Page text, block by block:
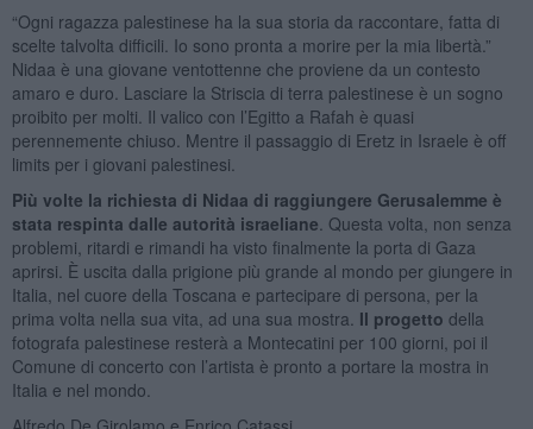
“Ogni ragazza palestinese ha la sua storia da raccontare, fatta di
scelte talvolta difficili. Io sono pronta a morire per la mia libertà.”
Nidaa è una giovane ventottenne che proviene da un contesto
amaro e duro. Lasciare la Striscia di terra palestinese è un sogno
proibito per molti. Il valico con l’Egitto a Rafah è quasi
perennemente chiuso. Mentre il passaggio di Eretz in Israele è off
limits per i giovani palestinesi.
Più volte la richiesta di Nidaa di raggiungere Gerusalemme è
stata respinta dalle autorità israeliane . Questa volta, non senza
problemi, ritardi e rimandi ha visto finalmente la porta di Gaza
aprirsi. È uscita dalla prigione più grande al mondo per giungere in
Italia, nel cuore della Toscana e partecipare di persona, per la
prima volta nella sua vita, ad una sua mostra. Il progetto della
fotografa palestinese resterà a Montecatini per 100 giorni, poi il
Comune di concerto con l’artista è pronto a portare la mostra in
Italia e nel mondo.